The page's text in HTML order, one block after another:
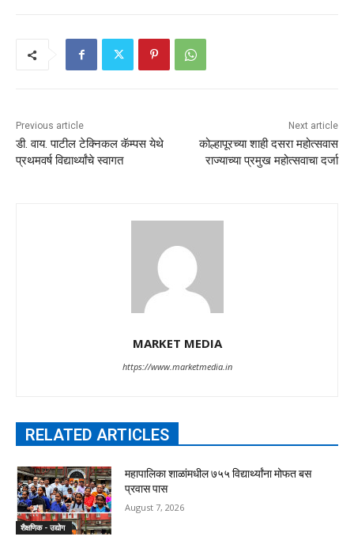
Previous article
डी. वाय. पाटील टेक्निकल कॅम्पस येथे
प्रथमवर्ष विद्यार्थ्यांचे स्वागत
Next article
कोल्हापूरच्या शाही दसरा महोत्सवास
राज्याच्या प्रमुख महोत्सवाचा दर्जा
MARKET MEDIA
https://www.marketmedia.in
RELATED ARTICLES
शैक्षणिक - उद्योग
महापालिका शाळांमधील ७५५ विद्यार्थ्यांना मोफत बस
प्रवास पास
August 7, 2026